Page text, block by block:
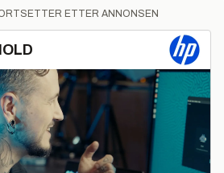
ETTER ANNONSEN